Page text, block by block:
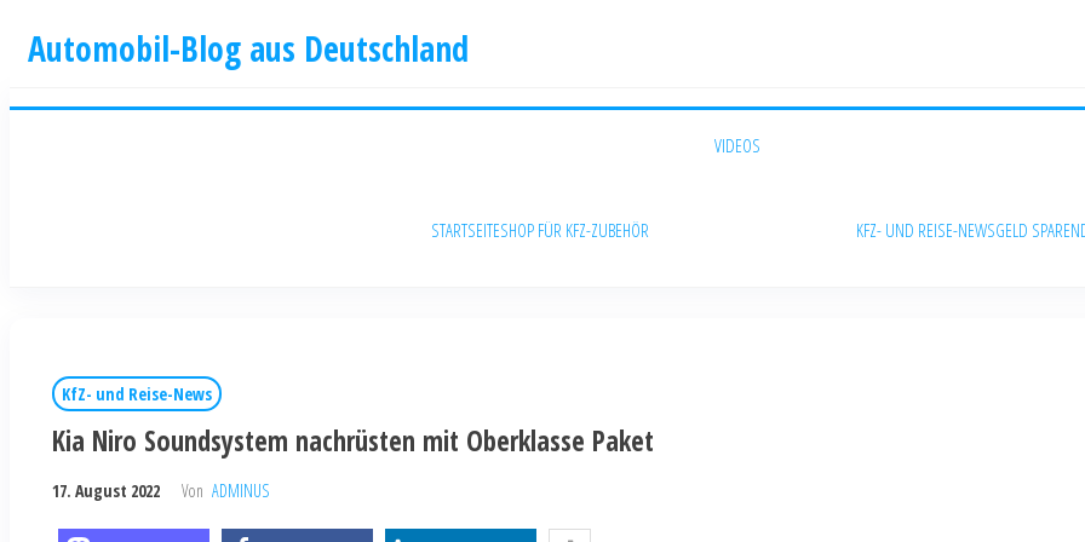
Automobil-Blog aus Deutschland
STARTSEITESHOP FÜR KFZ-ZUBEHÖR
VIDEOS
KFZ- UND REISE-NEWSGELD SPAREN
KfZ- und Reise-News
Kia Niro Soundsystem nachrüsten mit Oberklasse Paket
17. August 2022 Von ADMINUS